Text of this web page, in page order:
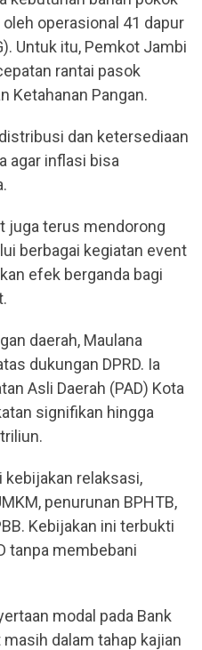
operasional 41 dapur
Untuk itu, Pemkot Jambi
rantai pasok
Ketahanan Pangan.
dan ketersediaan
agar inflasi bisa
juga terus mendorong
berbagai kegiatan event
efek berganda bagi
daerah, Maulana
dukungan DPRD. Ia
Asli Daerah (PAD) Kota
signifikan hingga
kebijakan relaksasi,
penurunan BPHTB,
Kebijakan ini terbukti
tanpa membebani
modal pada Bank
dalam tahap kajian